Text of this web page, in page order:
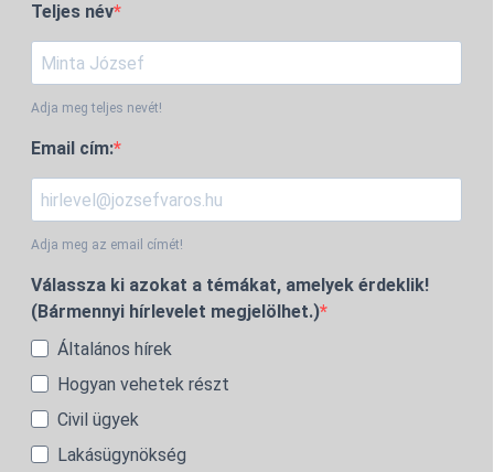
Teljes név
Adja meg teljes nevét!
Email cím:
Adja meg az email címét!
Válassza ki azokat a témákat, amelyek érdeklik!
(Bármennyi hírlevelet megjelölhet.)
Általános hírek
Hogyan vehetek részt
Civil ügyek
Lakásügynökség